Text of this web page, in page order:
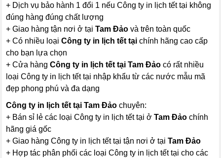
+ Dịch vụ bảo hành 1 đổi 1 nếu Công ty in lịch tết tại không
đúng hàng đúng chất lượng
+ Giao hàng tận nơi ở tạiTam Đảo và trên toàn quốc
+ Có nhiều loạiCông ty in lịch tết tại chính hãng cao cấp
cho bạn lựa chọn
+ Cửa hàngCông ty in lịch tết tại Tam Đảo có rất nhiều
loại Công ty in lịch tết tại nhập khẩu từ các nước mẫu mã
đẹp phong phú và đa dạng
Công ty in lịch tết tại Tam Đảochuyên:
+ Bán sỉ lẻ các loại Công ty in lịch tết tại ởTam Đảo chính
hãng giá gốc
+ Giao hàng Công ty in lịch tết tại tận nơi ở tạiTam Đảo
+ Hợp tác phân phối các loại Công ty in lịch tết tại cho các